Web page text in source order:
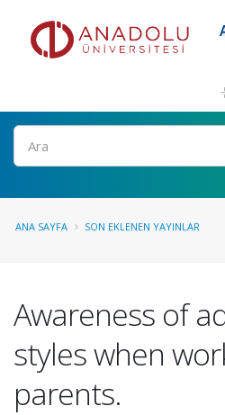
Ara
ANA SAYFA SON EKLENEN YAYINLAR
Awareness of
styles when
parents.